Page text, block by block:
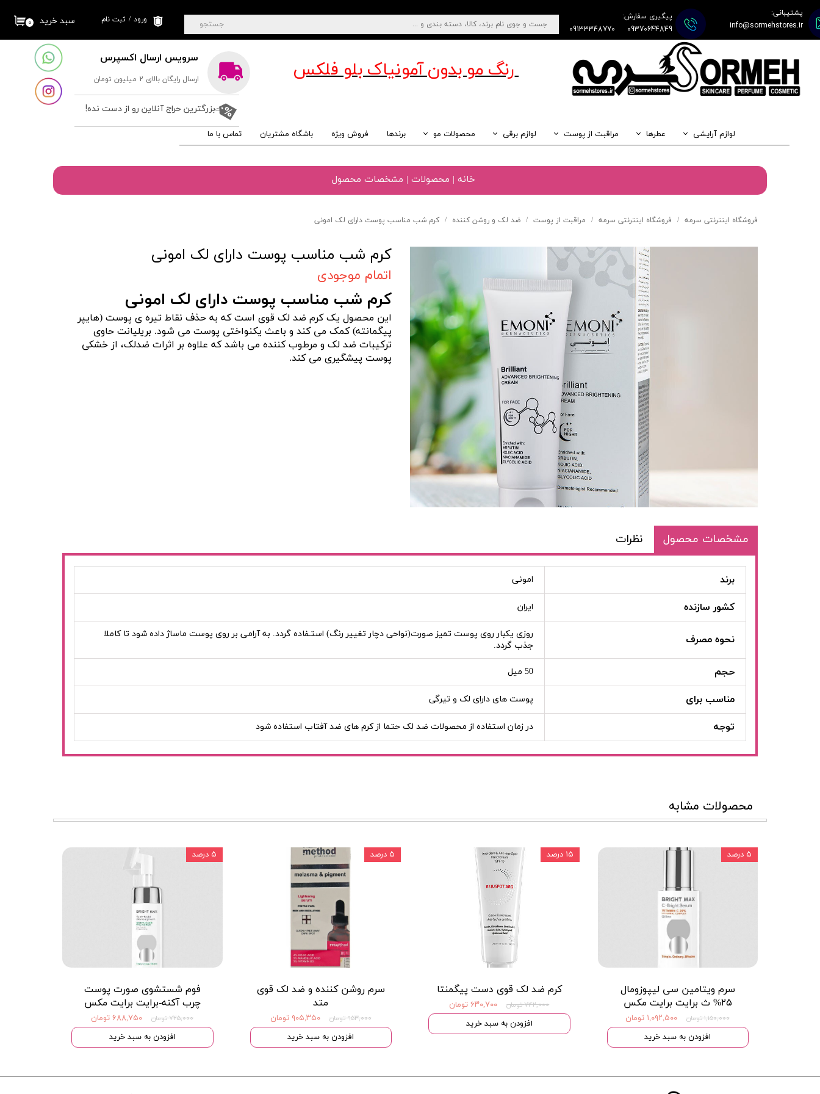
سرویس ارسال اکسپرس
ارسال رایگان بالای 2 میلیون تومان
جستجو
پشتیبانی:
info@sormehstores.ir
پیگیری سفارش:
09370644849
09133348770 ۰ سبد خرید ورود / ثبت نام
تغییر گذر واژه
سفارشات
خروج از حساب
کاربری
بزرگترین حراج آنلاین رو از دست نده!
لوازم آرایشی عطرها مراقبت از پوست لوازم برقی محصولات مو برندها فروش ویژه باشگاه مشتریان تماس با ما
رنگ مو بدون آمونیاکبلو فلکس
خانه | محصولات | مشخصات محصول
فروشگاه اینترنتی سرمه فروشگاه اینترنتی سرمه مراقبت از پوست ضد لک و روشن کننده کرم شب مناسب پوست داراى لک امونی
کرم شب مناسب پوست داراى لک امونی
اتمام موجودی
کرم شب مناسب پوست داراى لک امونی
این محصول یک کرم ضد لک قوی است که به حذف نقاط تیره ی پوست (هایپر
پیگمانته) کمک می کند و باعث یکنواختی پوست می شود. بریلیانت حاوی
ترکیبات ضد لک و مرطوب کننده می باشد که علاوه بر اثرات ضدلک، از خشکی
پوست پیشگیری می کند.
مشخصات محصول نظرات
برند امونی
کشور سازنده ایران
نحوه مصرف
روزى ﯾﮑﺒﺎر روى ﭘﻮﺳﺖ ﺗﻤﯿﺰ ﺻﻮرت(ﻧﻮاﺣﻰ دﭼﺎر ﺗﻐﯿﯿﺮ رﻧﮓ) اﺳﺘـﻔﺎده ﮔﺮدد. ﺑﻪ آراﻣﻰ ﺑﺮ روى ﭘﻮﺳﺖ ﻣﺎﺳﺎژ داده ﺷﻮد ﺗﺎ ﮐﺎﻣﻼ
جذب گردد.
حجم 50 میل
مناسب برای پوست های دارای لک و تیرگی
توجه در زمان استفاده از محصولات ضد لک حتما از کرم های ضد آفتاب استفاده شود
محصولات مشابه
سرم ویتامین سی لیپوزومال
۲۵% ث برایت برایت مکس
۱,۱۵۰,۰۰۰ تومان
۱,۰۹۲,۵۰۰ تومان
افزودن به سبد خرید
۵ درصد
کرم ضد لک قوی دست پیگمنتا
۷۴۲,۰۰۰ تومان
۶۳۰,۷۰۰ تومان
افزودن به سبد خرید
۱۵ درصد
سرم روشن کننده و ضد لک قوی
متد
۹۵۳,۰۰۰ تومان
۹۰۵,۳۵۰ تومان
افزودن به سبد خرید
۵ درصد
فوم شستشوی صورت پوست
چرب آکنه-برایت برایت مکس
۷۲۵,۰۰۰ تومان
۶۸۸,۷۵۰ تومان
افزودن به سبد خرید
۵ درصد